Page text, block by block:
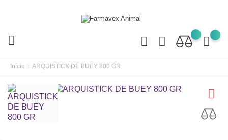
Início ARQUISTICK DE BUEY 800 GR